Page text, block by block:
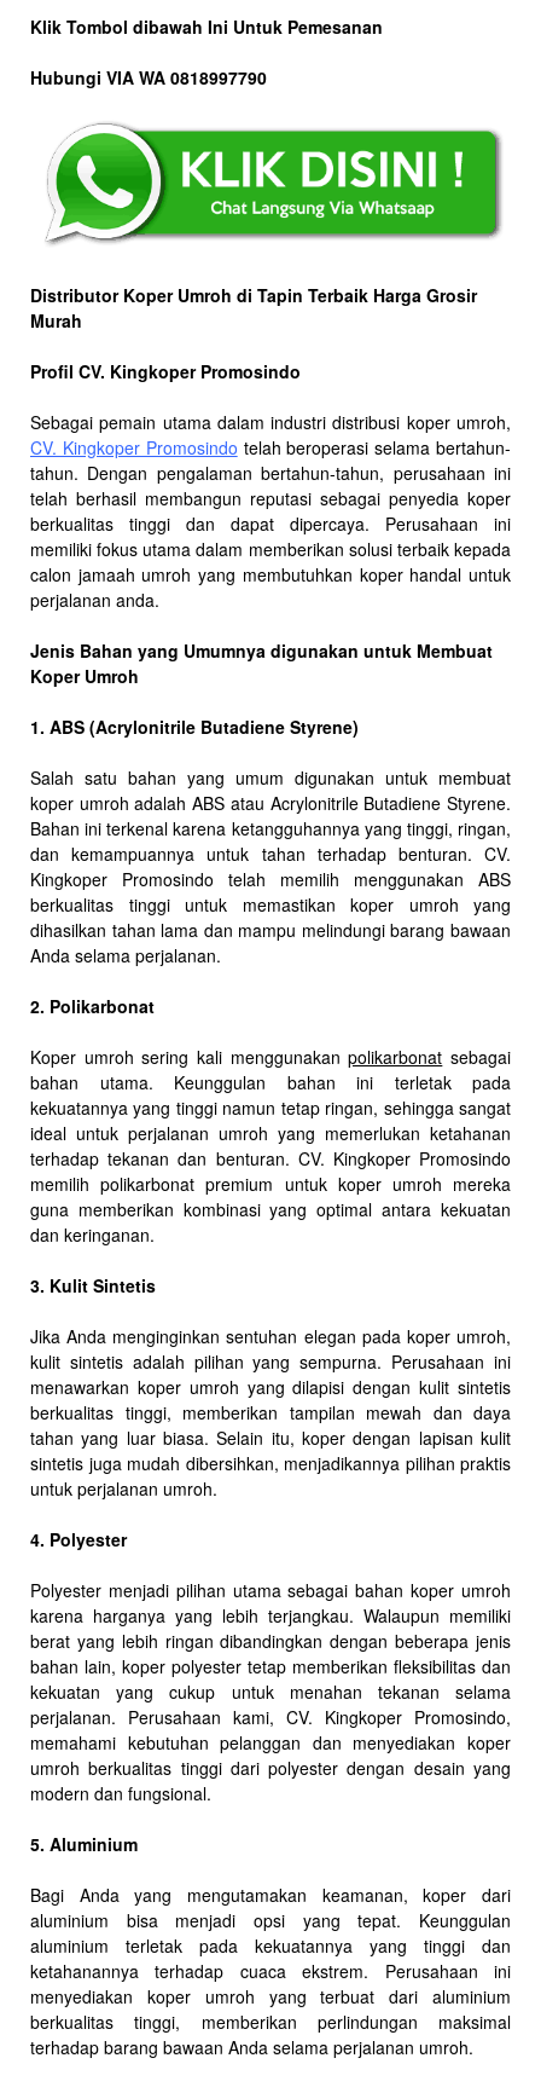
Klik Tombol dibawah Ini Untuk Pemesanan
Hubungi VIA WA 0818997790
Distributor Koper Umroh di Tapin Terbaik Harga Grosir
Murah
Profil CV. Kingkoper Promosindo
Sebagai pemain utama dalam industri distribusi koper umroh,
CV. Kingkoper Promosindo telah beroperasi selama bertahun-
tahun. Dengan pengalaman bertahun-tahun, perusahaan ini
telah berhasil membangun reputasi sebagai penyedia koper
berkualitas tinggi dan dapat dipercaya. Perusahaan ini
memiliki fokus utama dalam memberikan solusi terbaik kepada
calon jamaah umroh yang membutuhkan koper handal untuk
perjalanan anda.
Jenis Bahan yang Umumnya digunakan untuk Membuat
Koper Umroh
1. ABS (Acrylonitrile Butadiene Styrene)
Salah satu bahan yang umum digunakan untuk membuat
koper umroh adalah ABS atau Acrylonitrile Butadiene Styrene.
Bahan ini terkenal karena ketangguhannya yang tinggi, ringan,
dan kemampuannya untuk tahan terhadap benturan. CV.
Kingkoper Promosindo telah memilih menggunakan ABS
berkualitas tinggi untuk memastikan koper umroh yang
dihasilkan tahan lama dan mampu melindungi barang bawaan
Anda selama perjalanan.
2. Polikarbonat
Koper umroh sering kali menggunakanpolikarbonat sebagai
bahan utama. Keunggulan bahan ini terletak pada
kekuatannya yang tinggi namun tetap ringan, sehingga sangat
ideal untuk perjalanan umroh yang memerlukan ketahanan
terhadap tekanan dan benturan. CV. Kingkoper Promosindo
memilih polikarbonat premium untuk koper umroh mereka
guna memberikan kombinasi yang optimal antara kekuatan
dan keringanan.
3. Kulit Sintetis
Jika Anda menginginkan sentuhan elegan pada koper umroh,
kulit sintetis adalah pilihan yang sempurna. Perusahaan ini
menawarkan koper umroh yang dilapisi dengan kulit sintetis
berkualitas tinggi, memberikan tampilan mewah dan daya
tahan yang luar biasa. Selain itu, koper dengan lapisan kulit
sintetis juga mudah dibersihkan, menjadikannya pilihan praktis
untuk perjalanan umroh.
4. Polyester
Polyester menjadi pilihan utama sebagai bahan koper umroh
karena harganya yang lebih terjangkau. Walaupun memiliki
berat yang lebih ringan dibandingkan dengan beberapa jenis
bahan lain, koper polyester tetap memberikan fleksibilitas dan
kekuatan yang cukup untuk menahan tekanan selama
perjalanan. Perusahaan kami, CV. Kingkoper Promosindo,
memahami kebutuhan pelanggan dan menyediakan koper
umroh berkualitas tinggi dari polyester dengan desain yang
modern dan fungsional.
5. Aluminium
Bagi Anda yang mengutamakan keamanan, koper dari
aluminium bisa menjadi opsi yang tepat. Keunggulan
aluminium terletak pada kekuatannya yang tinggi dan
ketahanannya terhadap cuaca ekstrem. Perusahaan ini
menyediakan koper umroh yang terbuat dari aluminium
berkualitas tinggi, memberikan perlindungan maksimal
terhadap barang bawaan Anda selama perjalanan umroh.